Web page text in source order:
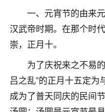
一、元宵节的由来
汉武帝时期。在那个时
崇，正月十。
为了庆祝来之不易
吕之乱”的正月十五定
成为了普天同庆的民间
1天前 来自四川
金白水清
我也想找老师看看，
鹿森：慧来老师微
1天前 来自江西